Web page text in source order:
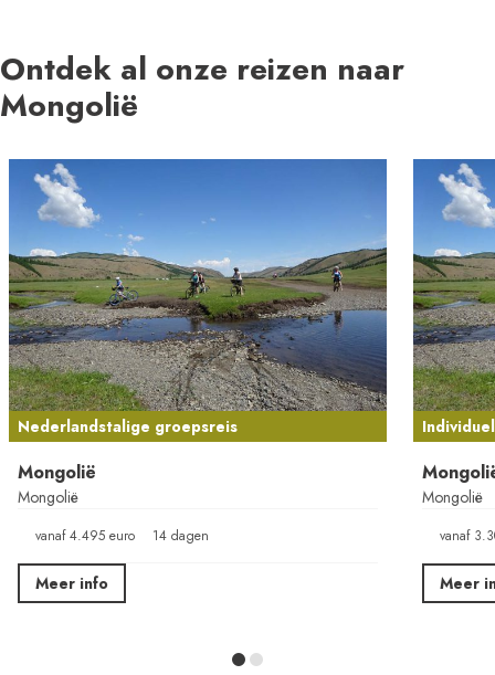
Ontdek al onze reizen naar
Mongolië
Nederlandstalige groepsreis
Mongolië
Mongolië
vanaf 4.495 euro 14 dagen
Meer info
Mongolië
vanaf
Meer